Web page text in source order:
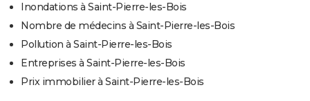
Inondations à Saint-Pierre-les-Bois
Nombre de médecins à Saint-Pierre-les-Bois
Pollution à Saint-Pierre-les-Bois
Entreprises à Saint-Pierre-les-Bois
Prix immobilier à Saint-Pierre-les-Bois